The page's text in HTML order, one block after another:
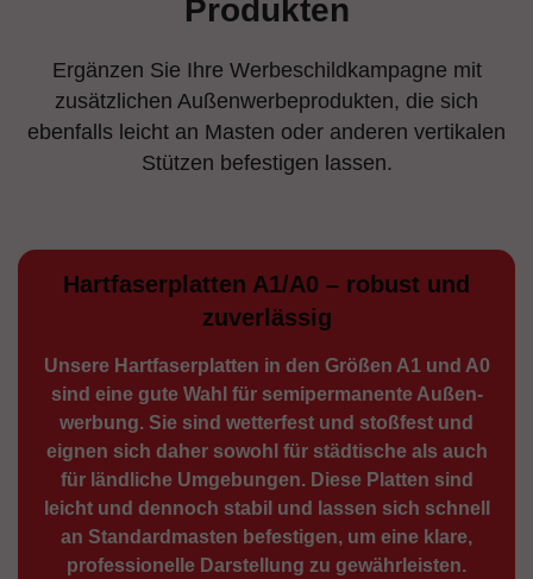
Produkten
Ergänzen Sie Ihre Werbeschildkampagne mit
zusätzlichen Außenwerbeprodukten, die sich
ebenfalls leicht an Masten oder anderen vertikalen
Stützen befestigen lassen.
Hartfaserplatten A1/A0 – robust und
zuverlässig
Unsere Hartfaserplatten in den Größen A1 und A0
sind eine gute Wahl für semiperma­nente Außen­
werbung. Sie sind wetterfest und stoßfest und
eignen sich daher sowohl für städtische als auch
für ländliche Umge­bungen. Diese Platten sind
leicht und dennoch stabil und lassen sich schnell
an Standard­masten befestigen, um eine klare,
professionelle Darstellung zu gewährleisten.